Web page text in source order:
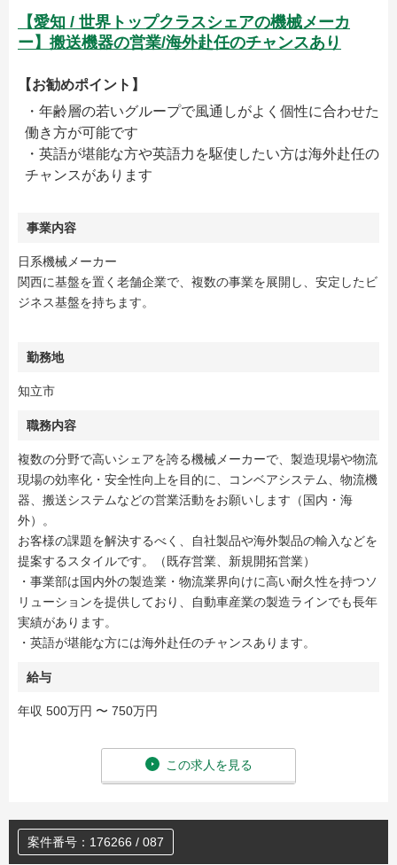
【愛知 / 世界トップクラスシェアの機械メーカ
ー】搬送機器の営業/海外赴任のチャンスあり
【お勧めポイント】
・年齢層の若いグループで風通しがよく個性に合わせた
働き方が可能です
・英語が堪能な方や英語力を駆使したい方は海外赴任の
チャンスがあります
事業内容
日系機械メーカー
関西に基盤を置く老舗企業で、複数の事業を展開し、安定したビ
ジネス基盤を持ちます。
勤務地
知立市
職務内容
複数の分野で高いシェアを誇る機械メーカーで、製造現場や物流
現場の効率化・安全性向上を目的に、コンベアシステム、物流機
器、搬送システムなどの営業活動をお願いします（国内・海
外）。
お客様の課題を解決するべく、自社製品や海外製品の輸入などを
提案するスタイルです。（既存営業、新規開拓営業）
・事業部は国内外の製造業・物流業界向けに高い耐久性を持つソ
リューションを提供しており、自動車産業の製造ラインでも長年
実績があります。
・英語が堪能な方には海外赴任のチャンスあります。
給与
年収 500万円 〜 750万円
この求人を見る
案件番号：176266 / 087